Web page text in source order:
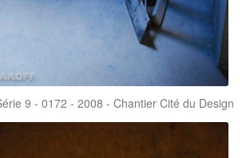
9 - 0172 - 2008 - Chantier Cité du Design